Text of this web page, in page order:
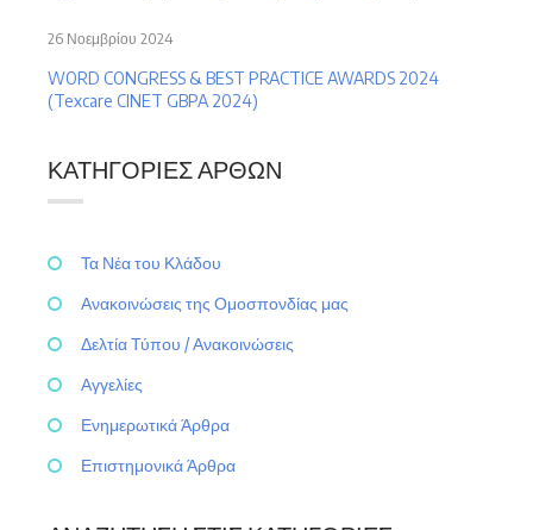
WORD CONGRESS & BEST PRACTICE AWARDS 2024
(Texcare CINET GBPA 2024)
26 Νοεμβρίου 2024
ΚΑΤΗΓΟΡΊΕΣ ΆΡΘΩΝ
Τα Νέα του Κλάδου
Ανακοινώσεις της Ομοσπονδίας μας
Δελτία Τύπου / Ανακοινώσεις
Αγγελίες
Ενημερωτικά Άρθρα
Επιστημονικά Άρθρα